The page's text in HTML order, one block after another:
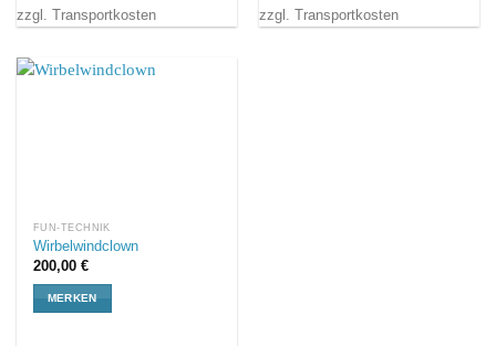
zzgl. Transportkosten zzgl. Transportkosten
FUN-TECHNIK
Wirbelwindclown
200,00 €
MERKEN